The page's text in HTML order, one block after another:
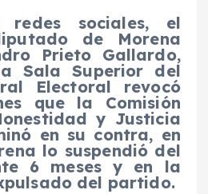
sociales, el
de Morena
Prieto Gallardo,
Sala Superior del
Electoral revocó
que la Comisión
y Justicia
en su contra, en
lo suspendió del
6 meses y en la
del partido.